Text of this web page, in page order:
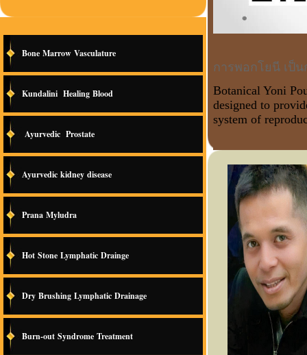
Bone Marrow Vasculature
Kundalini Healing Blood
Ayurvedic Prostate
Ayurvedic kidney disease
Prana Myludra
Hot Stone Lymphatic Drainge
Dry Brushing Lymphatic Drainage
Burn-out Syndrome Treatment
การพอกโยนี เป็
Botanical Yoni
designed to
system of